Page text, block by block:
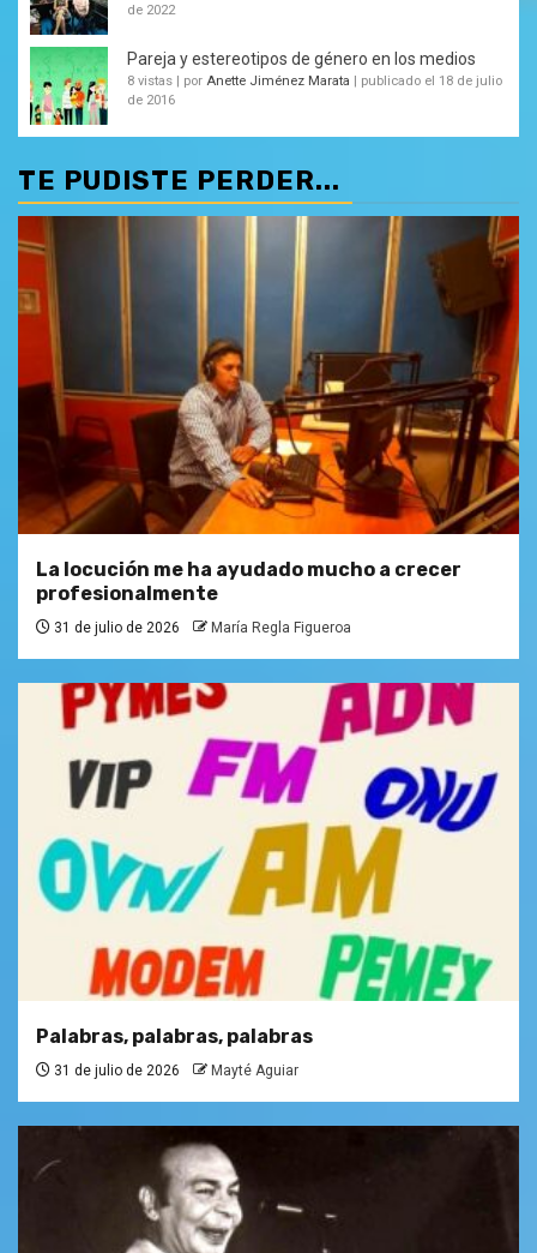
de 2022
Pareja y estereotipos de género en los medios
8 vistas | por Anette Jiménez Marata | publicado el 18 de julio
de 2016
TE PUDISTE PERDER...
La locución me ha ayudado mucho a crecer
profesionalmente
31 de julio de 2026 María Regla Figueroa
Palabras, palabras, palabras
31 de julio de 2026 Mayté Aguiar